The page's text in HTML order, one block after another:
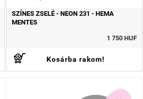
SZÍNES ZSELÉ - NEON 231 - HEMA
MENTES
1 750 HUF
Kosárba rakom!